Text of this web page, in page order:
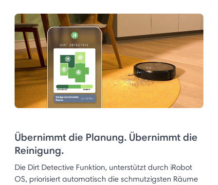
Übernimmt die Planung. Übernimmt die
Reinigung.
Die Dirt Detective Funktion, unterstützt durch iRobot
OS, priorisiert automatisch die schmutzigsten Räume